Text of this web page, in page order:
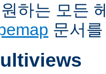
하는 모든
문서